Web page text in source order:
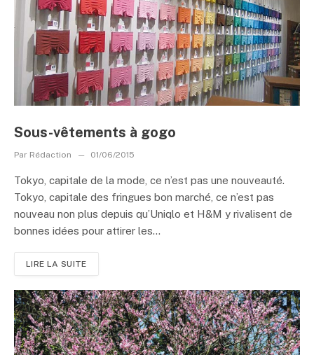
Sous-vêtements à gogo
Par Rédaction 01/06/2015
Tokyo, capitale de la mode, ce n’est pas une nouveauté.
Tokyo, capitale des fringues bon marché, ce n’est pas
nouveau non plus depuis qu’Uniqlo et H&M y rivalisent de
bonnes idées pour attirer les...
LIRE LA SUITE